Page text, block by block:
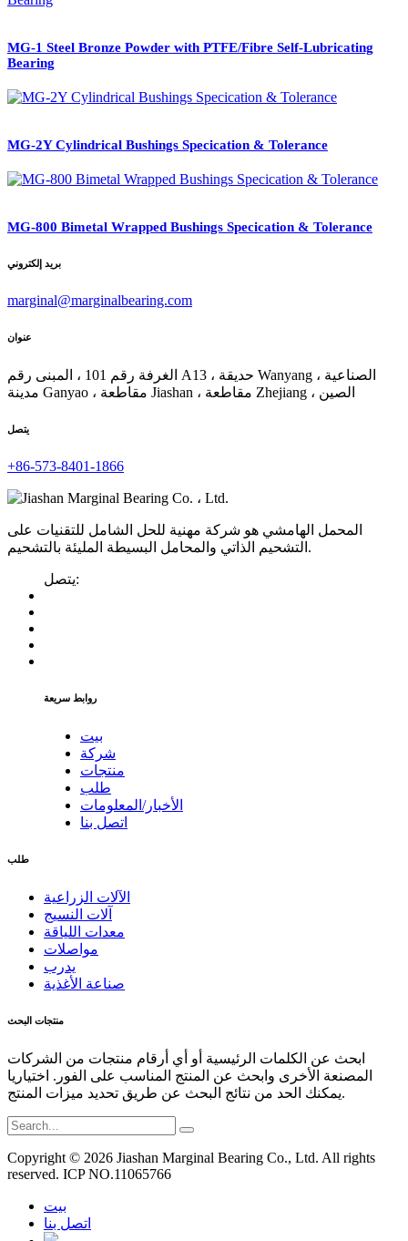
MG-1 Steel Bronze Powder with PTFE/Fibre Self-Lubricating
Bearing
MG-2Y Cylindrical Bushings Specication & Tolerance
MG-800 Bimetal Wrapped Bushings Specication & Tolerance
بريد إلكتروني
marginal@marginalbearing.com
عنوان
الغرفة رقم 101 ، المبنى رقم A13 ، حديقة Wanyang الصناعية ،
مدينة Ganyao ، مقاطعة Jiashan ، مقاطعة Zhejiang ، الصين
يتصل
+86-573-8401-1866
المحمل الهامشي هو شركة مهنية للحل الشامل للتقنيات على
التشحيم الذاتي والمحامل البسيطة المليئة بالتشحيم.
يتصل:
روابط سريعة
بيت
شركة
منتجات
طلب
الأخبار/المعلومات
اتصل بنا
طلب
الآلات الزراعية
آلات النسيج
معدات اللياقة
مواصلات
يدرب
صناعة الأغذية
منتجات البحث
ابحث عن الكلمات الرئيسية أو أي أرقام منتجات من الشركات
المصنعة الأخرى وابحث عن المنتج المناسب على الفور. اختياريا
يمكنك الحد من نتائج البحث عن طريق تحديد ميزات المنتج.
Copyright © 2026 Jiashan Marginal Bearing Co., Ltd. All rights
reserved. ICP NO.11065766
بيت
اتصل بنا